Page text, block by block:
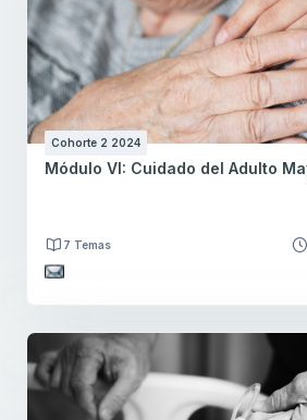
Cohorte 2 2024
Módulo VI: Cuidado del Adulto
7 Temas